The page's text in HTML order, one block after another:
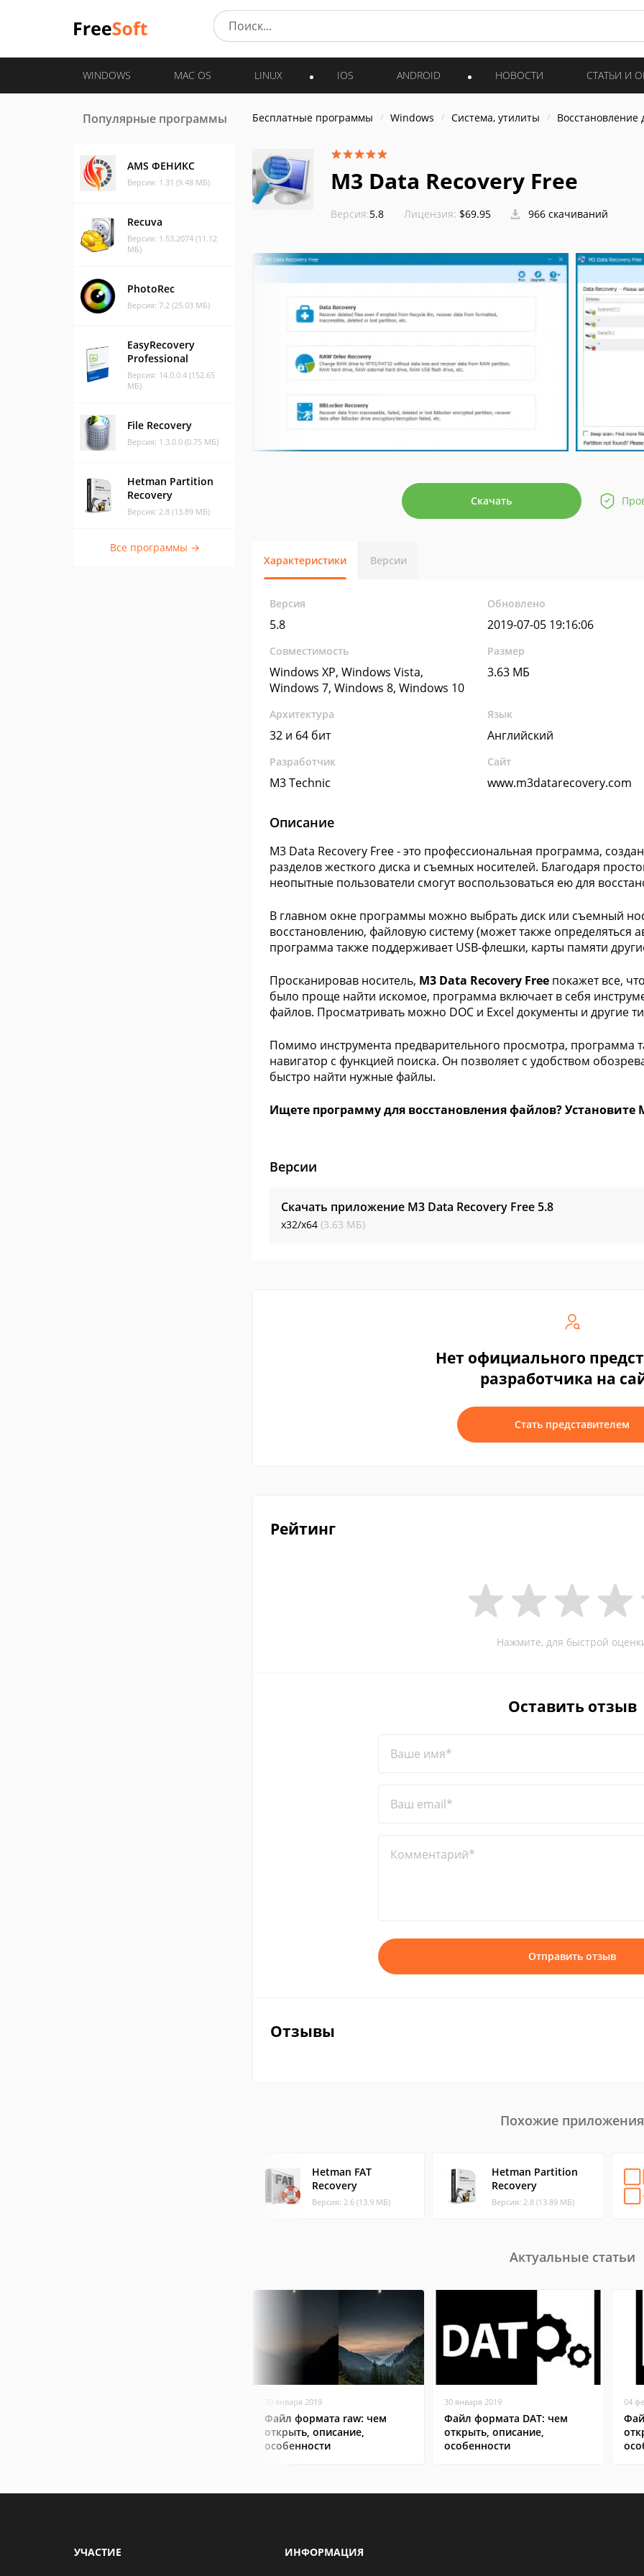
WINDOWS MAC OS LINUX IOS ANDROID НОВОСТИ СТАТЬИ И
Популярные программы
AMS ФЕНИКС
Версия: 1.31 (9.48 МБ)
Recuva
Версия: 1.53.2074 (11.12
МБ)
PhotoRec
Версия: 7.2 (25.03 МБ)
EasyRecovery
Professional
Версия: 14.0.0.4 (152.65
МБ)
File Recovery
Версия: 1.3.0.0 (0.75 МБ)
Hetman Partition
Recovery
Версия: 2.8 (13.89 МБ)
Все программы →
Бесплатные программы Windows Система, утилиты Восстановление
M3 Data Recovery Free
Версия:5.8 Лицензия: $69.95 966 скачиваний
Скачать
Характеристики Версии
Версия
5.8
Обновлено
2019-07-05 19:16:06
Совместимость
Windows XP, Windows Vista,
Windows 7, Windows 8, Windows 10
Размер
3.63 МБ
Архитектура
32 и 64 бит
Язык
Английский
Разработчик
M3 Technic
Сайт
www.m3datarecovery.com
Описание
M3 Data Recovery Free - это профессиональная программа,
разделов жесткого диска и съемных носителей. Благодаря
неопытные пользователи смогут воспользоваться ею для
В главном окне программы можно выбрать диск или съемный
восстановлению, файловую систему (может также определяться
программа также поддерживает USB-флешки, карты памяти
Просканировав носитель, M3 Data Recovery Free покажет все,
было проще найти искомое, программа включает в себя
файлов. Просматривать можно DOC и Excel документы и другие
Помимо инструмента предварительного просмотра, программа
навигатор с функцией поиска. Он позволяет с удобством
быстро найти нужные файлы.
Ищете программу для восстановления файлов? Установите
Версии
Скачать приложение M3 Data Recovery Free 5.8
x32/x64 (3.63 МБ)
Нет официального
разработчика на
Стать представителем
Рейтинг
Нажмите, для быстрой
Оставить отзыв
Ваше имя*
Ваш email*
Комментарий*
Отправить отзыв
Отзывы
Похожие приложения
Hetman FAT
Recovery
Версия: 2.6 (13.9 МБ)
Hetman Partition
Recovery
Версия: 2.8 (13.89 МБ)
Актуальные статьи
30 января 2019
Файл формата raw: чем
открыть, описание,
особенности
30 января 2019
Файл формата DAT: чем
открыть, описание,
особенности
04
УЧАСТИЕ ИНФОРМАЦИЯ